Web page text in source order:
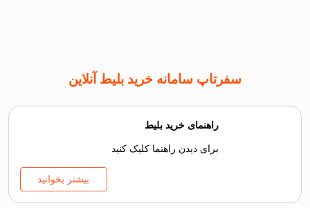
سفرتاپ سامانه خرید بلیط آنلاین
راهنمای خرید بلیط
برای دیدن راهنما کلیک کنید
بیشتر بخوانید